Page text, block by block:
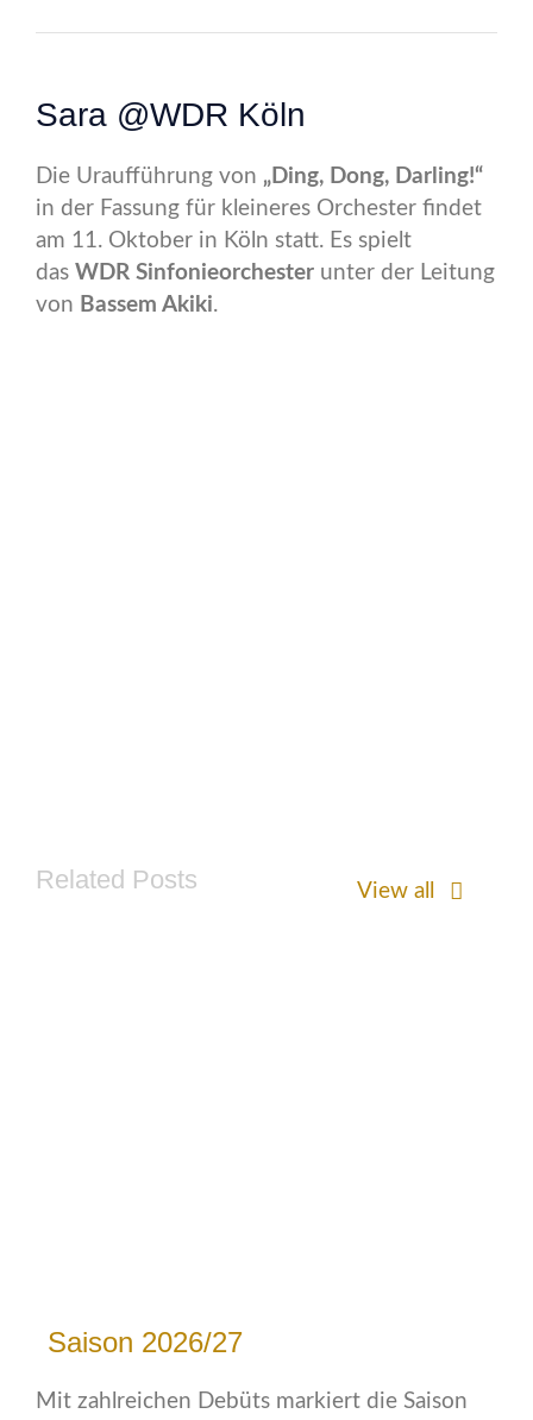
Sara @WDR Köln
Die Uraufführung von „Ding, Dong, Darling!“
in der Fassung für kleineres Orchester findet
am 11. Oktober in Köln statt. Es spielt
das WDR Sinfonieorchesterunter der Leitung
von Bassem Akiki.
Related Posts View all
Saison 2026/27
Mit zahlreichen Debüts markiert die Saison